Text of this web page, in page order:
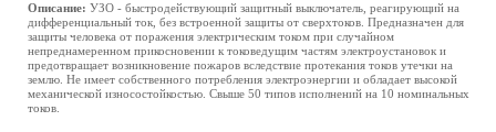
Описание: УЗО - быстродействующий защитный выключатель, реагирующий на
дифференциальный ток, без встроенной защиты от сверхтоков. Предназначен для
защиты человека от поражения электрическим током при случайном
непреднамеренном прикосновении к токоведущим частям электроустановок и
предотвращает возникновение пожаров вследствие протекания токов утечки на
землю. Не имеет собственного потребления электроэнергии и обладает высокой
механической износостойкостью. Свыше 50 типов исполнений на 10 номинальных
токов.